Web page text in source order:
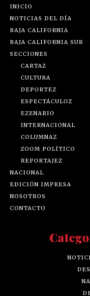
INICIO
NOTICIAS DEL DÍA
BAJA CALIFORNIA
BAJA CALIFORNIA SUR
SECCIONES
CARTAZ
CULTURA
DEPORTEZ
ESPECTÁCULOZ
EZENARIO
INTERNACIONAL
COLUMNAZ
ZOOM POLÍTICO
REPORTAJEZ
NACIONAL
EDICIÓN IMPRESA
NOSOTROS
CONTACTO